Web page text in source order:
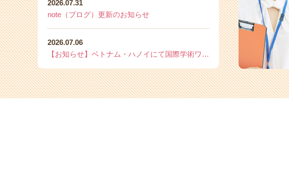
2026.07.31
note（ブログ）更新のお知らせ
2026.07.06
【お知らせ】ベトナム・ハノイにて国際学術ワークショップを開催いたします